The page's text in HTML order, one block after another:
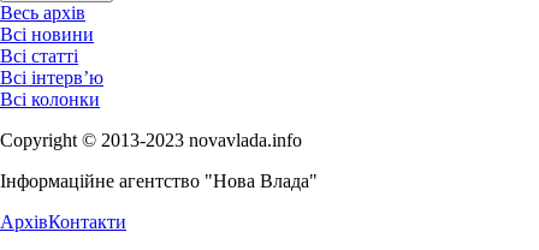
Весь архів
Всі новини
Всі статті
Всі інтерв’ю
Всі колонки
Copyright © 2013-2023 novavlada.info
Інформаційне агентство "Нова Влада"
АрхівКонтакти